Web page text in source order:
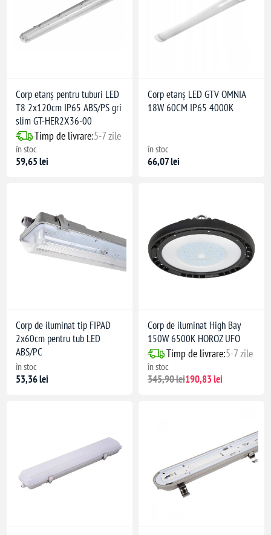
Corp etanș pentru tuburi LED
T8 2x120cm IP65 ABS/PS gri
slim GT-HER2X36-00
Timp de livrare:5-7 zile
în stoc
59,65 lei
Corp etanș LED GTV OMNIA
18W 60CM IP65 4000K
în stoc
66,07 lei
Corp de iluminat tip FIPAD
2x60cm pentru tub LED
ABS/PC
în stoc
53,36 lei
Corp de iluminat High Bay
150W 6500K HOROZ UFO
Timp de livrare:5-7 zile
în stoc
345,90 lei190,83 lei